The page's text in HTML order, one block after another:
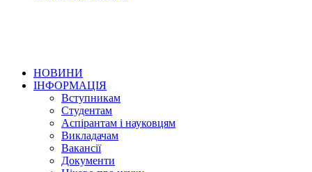
НОВИНИ
ІНФОРМАЦІЯ
Вступникам
Студентам
Аспірантам і науковцям
Викладачам
Вакансії
Документи